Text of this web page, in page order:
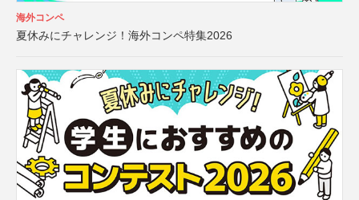
海外コンペ
夏休みにチャレンジ！海外コンペ特集2026